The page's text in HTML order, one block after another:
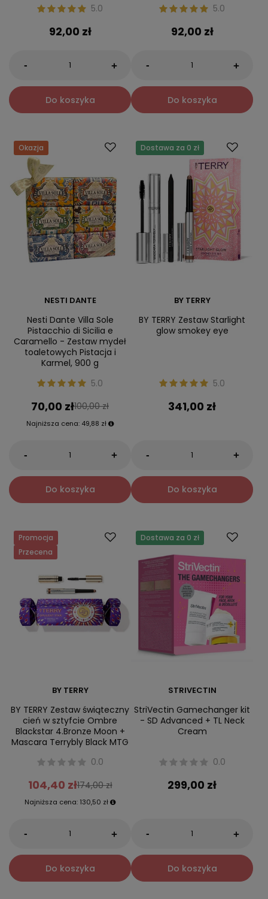
5.0
92,00 zł
- +
Do koszyka
5.0
92,00 zł
- +
Do koszyka
Okazja
NESTI DANTE
Nesti Dante Villa Sole
Pistacchio di Sicilia e
Caramello - Zestaw mydeł
toaletowych Pistacja i
Karmel, 900 g
5.0
70,00 zł100,00 zł
Najniższa cena: 49,88 zł
- +
Do koszyka
Dostawa za 0 zł
BY TERRY
BY TERRY Zestaw Starlight
glow smokey eye
5.0
341,00 zł
- +
Do koszyka
Promocja
Przecena
BY TERRY
BY TERRY Zestaw świąteczny
cień w sztyfcie Ombre
Blackstar 4.Bronze Moon +
Mascara Terrybly Black MTG
0.0
104,40 zł174,00 zł
Najniższa cena: 130,50 zł
- +
Do koszyka
Dostawa za 0 zł
STRIVECTIN
StriVectin Gamechanger kit
- SD Advanced + TL Neck
Cream
0.0
299,00 zł
- +
Do koszyka